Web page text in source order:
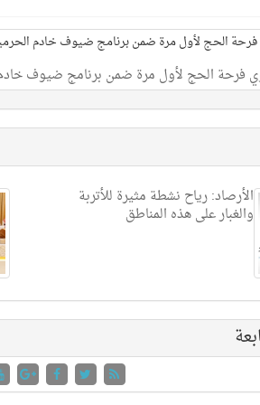
فرحة الحج لأول مرة ضمن برنامج ضيوف
الأرصاد: رياح نشطة مثيرة للأتربة
والغبار على هذه المناطق